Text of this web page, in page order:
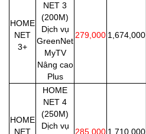
HOME
NET
3+
NET 3
(200M)
Dịch vụ
GreenNet
MyTV
Nâng cao
Plus
279,000 1,674,000
HOME
NET
HOME
NET 4
(250M)
Dịch vụ
285,000 1,710,000